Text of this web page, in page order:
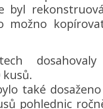
byl
možno
kusů.
také
pohlednic